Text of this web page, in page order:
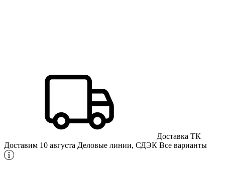
Доставка ТК
Доставим 10 августа Деловые линии, СДЭК Все варианты